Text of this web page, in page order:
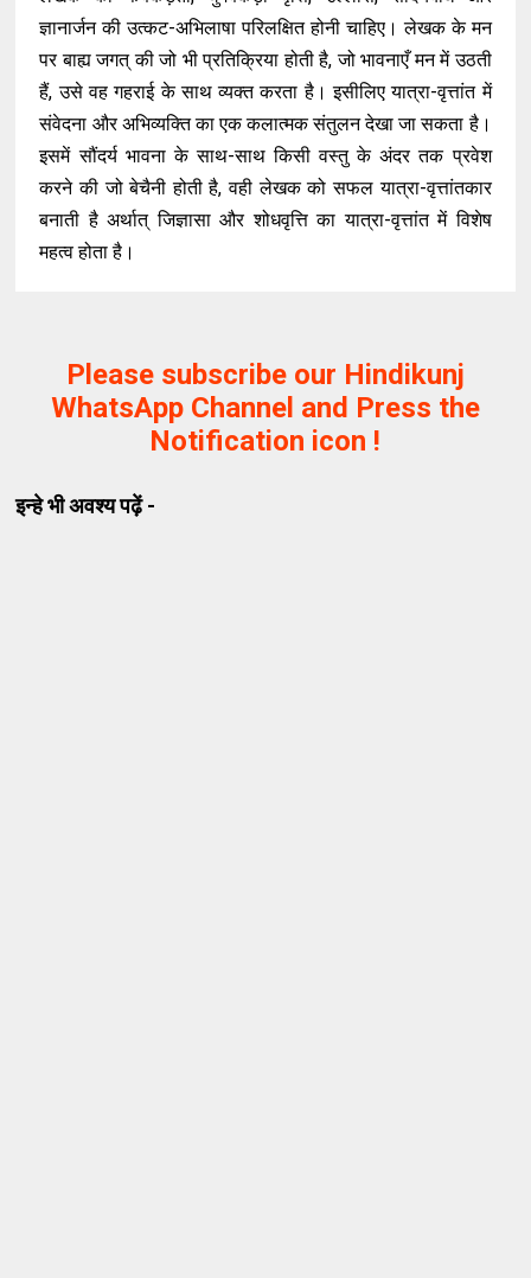
ज्ञानार्जन की उत्कट-अभिलाषा परिलक्षित होनी चाहिए। लेखक के मन
पर बाह्य जगत् की जो भी प्रतिक्रिया होती है, जो भावनाएँ मन में उठती
हैं, उसे वह गहराई के साथ व्यक्त करता है। इसीलिए यात्रा-वृत्तांत में
संवेदना और अभिव्यक्ति का एक कलात्मक संतुलन देखा जा सकता है।
इसमें सौंदर्य भावना के साथ-साथ किसी वस्तु के अंदर तक प्रवेश
करने की जो बेचैनी होती है, वही लेखक को सफल यात्रा-वृत्तांतकार
बनाती है अर्थात् जिज्ञासा और शोधवृत्ति का यात्रा-वृत्तांत में विशेष
महत्व होता है।
Please subscribe our Hindikunj
WhatsApp Channel and Press the
Notification icon !
इन्हे भी अवश्य पढ़ें -